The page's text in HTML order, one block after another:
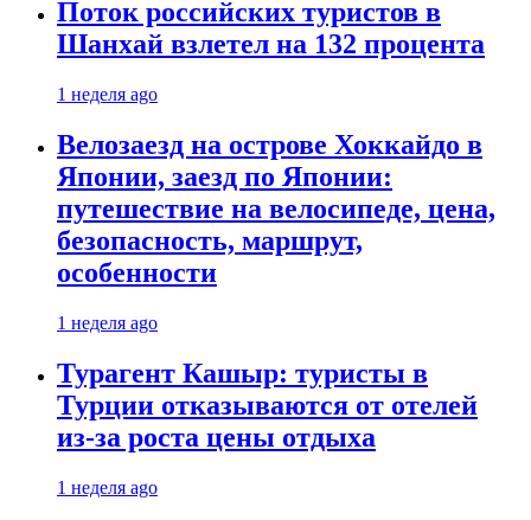
Поток российских туристов в
Шанхай взлетел на 132 процента
1 неделя ago
Велозаезд на острове Хоккайдо в
Японии, заезд по Японии:
путешествие на велосипеде, цена,
безопасность, маршрут,
особенности
1 неделя ago
Турагент Кашыр: туристы в
Турции отказываются от отелей
из-за роста цены отдыха
1 неделя ago